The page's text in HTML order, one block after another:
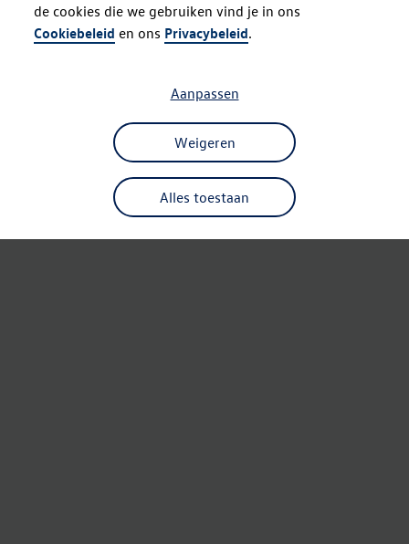
de cookies die we gebruiken vind je in ons
Cookiebeleid en ons Privacybeleid.
Alles toestaan
Weigeren
Aanpassen
Oops!
Something went wrong. Please try
refreshing the app
Refresh